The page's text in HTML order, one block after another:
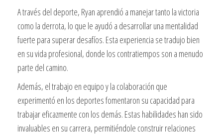
A través del deporte, Ryan aprendió a manejar tanto la victoria
como la derrota, lo que le ayudó a desarrollar una mentalidad
fuerte para superar desafíos. Esta experiencia se tradujo bien
en su vida profesional, donde los contratiempos son a menudo
parte del camino.
Además, el trabajo en equipo y la colaboración que
experimentó en los deportes fomentaron su capacidad para
trabajar eficazmente con los demás. Estas habilidades han sido
invaluables en su carrera, permitiéndole construir relaciones